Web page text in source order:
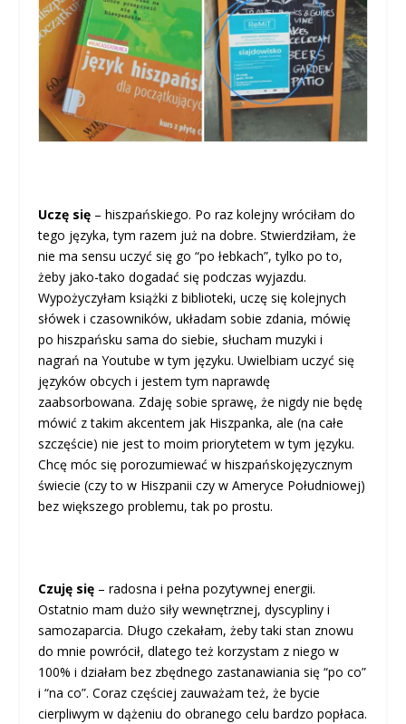
Uczę się – hiszpańskiego. Po raz kolejny wróciłam do
tego języka, tym razem już na dobre. Stwierdziłam, że
nie ma sensu uczyć się go “po łebkach”, tylko po to,
żeby jako-tako dogadać się podczas wyjazdu.
Wypożyczyłam książki z biblioteki, uczę się kolejnych
słówek i czasowników, układam sobie zdania, mówię
po hiszpańsku sama do siebie, słucham muzyki i
nagrań na Youtube w tym języku. Uwielbiam uczyć się
języków obcych i jestem tym naprawdę
zaabsorbowana. Zdaję sobie sprawę, że nigdy nie będę
mówić z takim akcentem jak Hiszpanka, ale (na całe
szczęście) nie jest to moim priorytetem w tym języku.
Chcę móc się porozumiewać w hiszpańskojęzycznym
świecie (czy to w Hiszpanii czy w Ameryce Południowej)
bez większego problemu, tak po prostu.
Czuję się – radosna i pełna pozytywnej energii.
Ostatnio mam dużo siły wewnętrznej, dyscypliny i
samozaparcia. Długo czekałam, żeby taki stan znowu
do mnie powrócił, dlatego też korzystam z niego w
100% i działam bez zbędnego zastanawiania się “po co”
i “na co”. Coraz częściej zauważam też, że bycie
cierpliwym w dążeniu do obranego celu bardzo popłaca.